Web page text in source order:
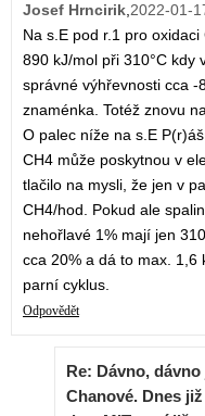
Josef Hrncirik,2022-01-
Na s.E pod r.1 pro
890 kJ/mol při 310°C kdy
správné výhřevnosti cca
znaménka. Totéž znovu
O palec níže na s.E
CH4 může poskytnou v
tlačilo na mysli, že jen v
CH4/hod. Pokud ale
nehořlavé 1% mají jen
cca 20% a dá to max. 1,6
parní cyklus.
Odpovědět
Re: Dávno,
Chanové. Dnes